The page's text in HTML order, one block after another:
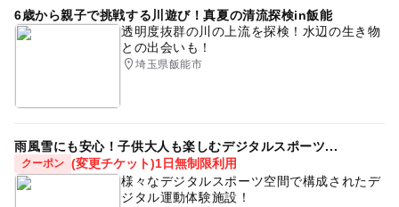
6歳から親子で挑戦する川遊び！真夏の清流探検in飯能
透明度抜群の川の上流を探検！水辺の生き物
との出会いも！
埼玉県飯能市
雨風雪にも安心！子供大人も楽しむデジタルスポーツ...
クーポン (変更チケット)1日無制限利用
様々なデジタルスポーツ空間で構成されたデ
ジタル運動体験施設！